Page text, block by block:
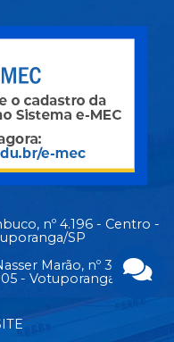
nº 4.196 - Centro -
SP
Marão, nº 3.069 -
- Votuporanga/SP